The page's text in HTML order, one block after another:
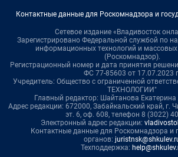
Контактные данные для Роскомнадзора и
Сетевое издание «Владивосток
Зарегистрировано Федеральной службой по
информационных технологий и
(Роскомнадзор).
Регистрационный номер и дата принятия
ФС 77-85603 от 17.07.2023
Учредитель: Общество с ограниченной
ТЕХНОЛОГИИ"
Главный редактор: Шайтанова
Адрес редакции: 672000, Забайкальский край, г.
эт. 6, оф. 608, телефон 8 (3022)
Электронный адрес редакции:
Контактные данные для Роскомнадзора и
органов:
Техподдержка: